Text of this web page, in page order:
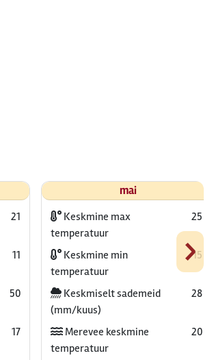
›
21
11
50
17
mai
Keskmine max
temperatuur
25
Keskmine min
temperatuur
15
Keskmiselt sademeid
(mm/kuus)
28
Merevee keskmine
temperatuur
20